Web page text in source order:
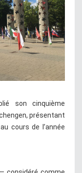
son cinquième
présentant
cours de l’année